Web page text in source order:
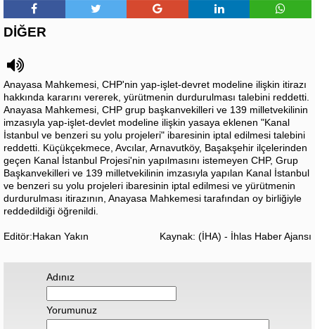
DİĞER
Anayasa Mahkemesi, CHP'nin yap-işlet-devret modeline ilişkin itirazı
hakkında kararını vererek, yürütmenin durdurulması talebini reddetti.
Anayasa Mahkemesi, CHP grup başkanvekilleri ve 139 milletvekilinin
imzasıyla yap-işlet-devlet modeline ilişkin yasaya eklenen "Kanal
İstanbul ve benzeri su yolu projeleri" ibaresinin iptal edilmesi talebini
reddetti. Küçükçekmece, Avcılar, Arnavutköy, Başakşehir ilçelerinden
geçen Kanal İstanbul Projesi'nin yapılmasını istemeyen CHP, Grup
Başkanvekilleri ve 139 milletvekilinin imzasıyla yapılan Kanal İstanbul
ve benzeri su yolu projeleri ibaresinin iptal edilmesi ve yürütmenin
durdurulması itirazının, Anayasa Mahkemesi tarafından oy birliğiyle
reddedildiği öğrenildi.
Editör:Hakan Yakın Kaynak: (İHA) - İhlas Haber Ajansı
Adınız
Yorumunuz